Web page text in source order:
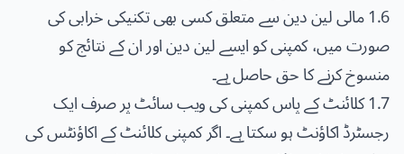
1.6 مالی لین دین سے متعلق کسی بھی تکنیکی خرابی کی
صورت میں، کمپنی کو ایسے لین دین اور ان کے نتائج کو
منسوخ کرنے کا حق حاصل ہے۔
1.7 کلائنٹ کے پاس کمپنی کی ویب سائٹ پر صرف ایک
رجسٹرڈ اکاؤنٹ ہو سکتا ہے۔ اگر کمپنی کلائنٹ کے اکاؤنٹس کی